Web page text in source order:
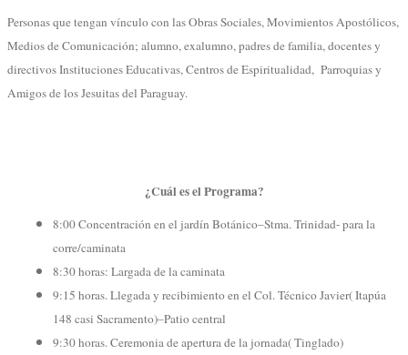
Personas que tengan vínculo con las Obras Sociales, Movimientos Apostólicos,
Medios de Comunicación; alumno, exalumno, padres de familia, docentes y
directivos Instituciones Educativas, Centros de Espiritualidad, Parroquias y
Amigos de los Jesuitas del Paraguay.
¿Cuál es el Programa?
8:00 Concentración en el jardín Botánico–Stma. Trinidad- para la
corre/caminata
8:30 horas: Largada de la caminata
9:15 horas. Llegada y recibimiento en el Col. Técnico Javier( Itapúa
148 casi Sacramento)–Patio central
9:30 horas. Ceremonia de apertura de la jornada( Tinglado)